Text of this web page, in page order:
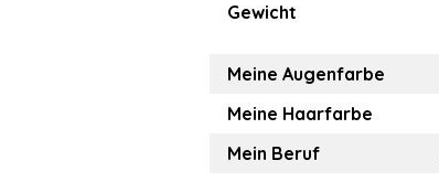
Gewicht
Meine Augenfarbe
Meine Haarfarbe
Mein Beruf